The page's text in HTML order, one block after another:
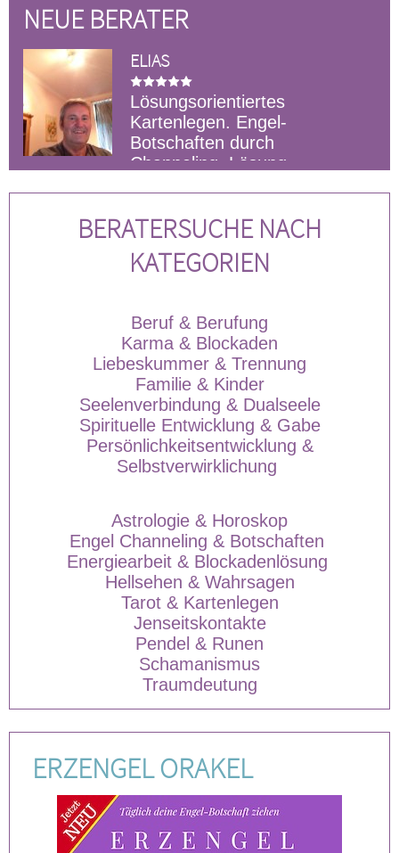
NEUE BERATER
ELIAS
Lösungsorientiertes
Kartenlegen. Engel-
Botschaften durch
Channeling, Lösung euch
BERATERSUCHE NACH
KATEGORIEN
Beruf & Berufung
Karma & Blockaden
Liebeskummer & Trennung
Familie & Kinder
Seelenverbindung & Dualseele
Spirituelle Entwicklung & Gabe
Persönlichkeitsentwicklung &
Selbstverwirklichung
Astrologie & Horoskop
Engel Channeling & Botschaften
Energiearbeit & Blockadenlösung
Hellsehen & Wahrsagen
Tarot & Kartenlegen
Jenseitskontakte
Pendel & Runen
Schamanismus
Traumdeutung
ERZENGEL ORAKEL